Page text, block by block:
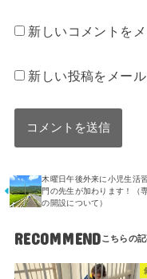
新しいコメントを
新しい投稿をメー
木曜日午後外来に小児生活
門の先生が加わります！（
の開設について）
RECOMMEND